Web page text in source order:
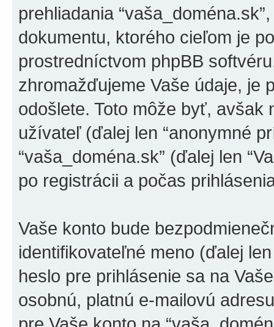
prehliadania
dokumentu, ktorého cieľom je
prostredníctvom phpBB
zhromažďujeme Vaše údaje, je
odošlete. Toto môže byť, avšak
užívateľ (ďalej len “anonymné
“vaša_doména.sk” (ďalej len
po registrácii a počas
Vaše konto bude
identifikovateľné meno (ďalej
heslo pre prihlásenie sa na
osobnú, platnú e-mailovú